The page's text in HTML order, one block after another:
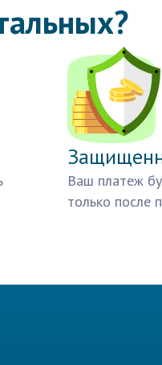
Ваш платеж
только после